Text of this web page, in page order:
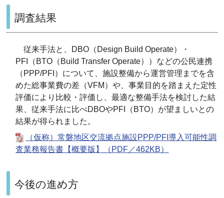
調査結果
従来手法と、DBO（Design Build Operate）・
PFI（BTO（Build Transfer Operate））などの公民連携
（PPP/PFI）について、施設整備から運営管理までを含
めた総事業費の差（VFM）や、事業目的を踏まえた定性
評価により比較・評価し、最適な整備手法を検討した結
果、従来手法に比べDBOやPFI（BTO）が望ましいとの
結果が得られました。
（仮称）常磐地区交流拠点施設PPP/PFI導入可能性調
査業務報告書【概要版】（PDF／462KB）
今後の進め方